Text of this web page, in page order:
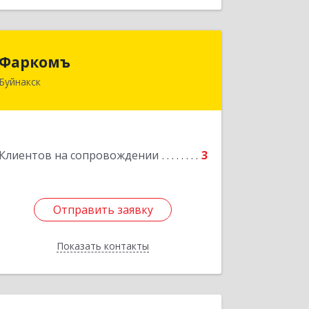
Фаркомъ
Буйнакск
Клиентов на сопровождении 3
Отправить заявку
Показать контакты
Отправить заявку
Назад